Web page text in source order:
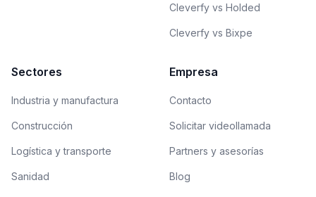
Cleverfy vs Holded
Cleverfy vs Bixpe
Sectores
Industria y manufactura
Construcción
Logística y transporte
Sanidad
Empresa
Contacto
Solicitar videollamada
Partners y asesorías
Blog